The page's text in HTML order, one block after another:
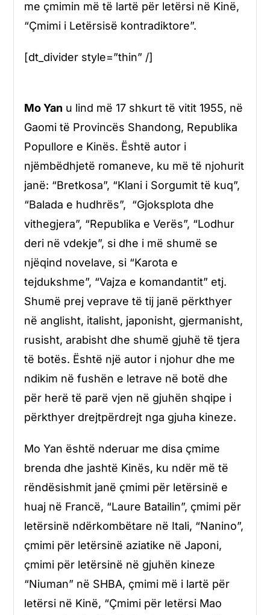
me çmimin më të lartë për letërsi në Kinë,
“Çmimi i Letërsisë kontradiktore”.
[dt_divider style=”thin” /]
Mo Yan u lind më 17 shkurt të vitit 1955, në
Gaomi të Provincës Shandong, Republika
Popullore e Kinës. Është autor i
njëmbëdhjetë romaneve, ku më të njohurit
janë: “Bretkosa”, “Klani i Sorgumit të kuq”,
“Balada e hudhrës”, “Gjoksplota dhe
vithegjera”, “Republika e Verës”, “Lodhur
deri në vdekje”, si dhe i më shumë se
njëqind novelave, si “Karota e
tejdukshme”, “Vajza e komandantit” etj.
Shumë prej veprave të tij janë përkthyer
në anglisht, italisht, japonisht, gjermanisht,
rusisht, arabisht dhe shumë gjuhë të tjera
të botës. Është një autor i njohur dhe me
ndikim në fushën e letrave në botë dhe
për herë të parë vjen në gjuhën shqipe i
përkthyer drejtpërdrejt nga gjuha kineze.
Mo Yan është nderuar me disa çmime
brenda dhe jashtë Kinës, ku ndër më të
rëndësishmit janë çmimi për letërsinë e
huaj në Francë, “Laure Batailin”, çmimi për
letërsinë ndërkombëtare në Itali, “Nanino”,
çmimi për letërsinë aziatike në Japoni,
çmimi për letërsinë në gjuhën kineze
“Niuman” në SHBA, çmimi më i lartë për
letërsi në Kinë, “Çmimi për letërsi Mao